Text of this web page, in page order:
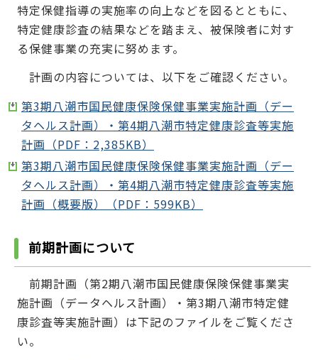
特定保健指導の実施率の向上などを図るとともに、
特定健康診査の結果などを踏まえ、被保険者に対す
る保健事業の充実に努めます。
計画の内容については、以下をご確認ください。
第3期八潮市国民健康保険保健事業実施計画（デー
タヘルス計画）・第4期八潮市特定健康診査等実施
計画（PDF：2,385KB）
第3期八潮市国民健康保険保健事業実施計画（デー
タヘルス計画）・第4期八潮市特定健康診査等実施
計画（概要版）（PDF：599KB）
前期計画について
前期計画（第2期八潮市国民健康保険保健事業実
施計画（データヘルス計画）・第3期八潮市特定健
康診査等実施計画）は下記のファイルをご覧くださ
い。